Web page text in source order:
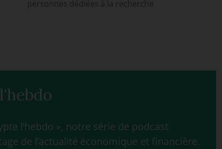
personnes dédiées à la recherche
l’hebdo », notre série de podcast
de l’actualité économique et financière.